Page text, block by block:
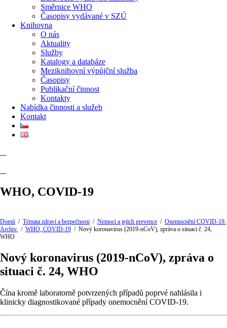
Směrnice WHO
Časopisy vydávané v SZÚ
Knihovna
O nás
Aktuality
Služby
Katalogy a databáze
Meziknihovní výpůjční služba
Časopisy
Publikační činnost
Kontakty
Nabídka činnosti a služeb
Kontakt
WHO, COVID-19
Domů / Témata zdraví a bezpečnosti / Nemoci a jejich prevence / Onemocnění COVID-19.
Archiv. / WHO, COVID-19 / Nový koronavirus (2019-nCoV), zpráva o situaci č. 24,
WHO
Nový koronavirus (2019-nCoV), zpráva o
situaci č. 24, WHO
Čína kromě laboratorně potvrzených případů poprvé nahlásila i
klinicky diagnostikované případy onemocnění COVID-19.